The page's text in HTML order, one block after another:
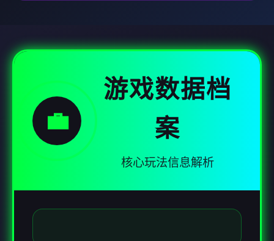
💼
游戏数据档
案
核心玩法信息解析